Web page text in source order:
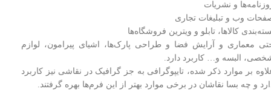
و نشریات
وب و تبلیغات تجاری
کالاها، تابلو و ویترین فروشگاه‌ها
معماری و آرایش فضا و طراحی پارک‌ها، اشیای پیرامون، لوازم
البسه و… کاربرد دارد.
بر موارد ذکر شده، تایپوگرافی به جز گرافیک ‌در نقاشی نیز کاربرد
و چه بسا نقاشان در برخی موارد بهتر از این فرم‌ها بهره گرفتند.